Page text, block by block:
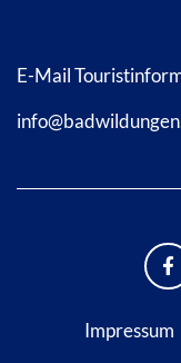
E-Mail
Impressum